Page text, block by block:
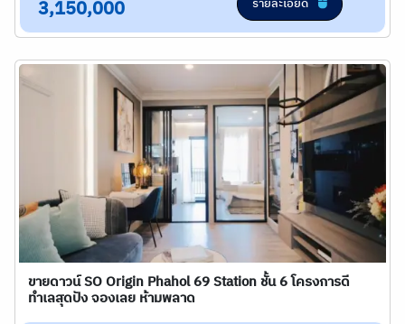
3,150,000
ขายดาวน์ SO Origin Phahol 69 Station ชั้น 6 โครงการดี
ทำเลสุดปัง จองเลย ห้ามพลาด